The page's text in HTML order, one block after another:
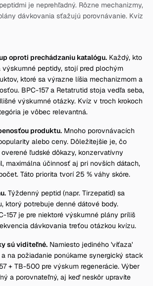
je neprehľadný. Rôzne mechanizmy,
dávkovania sťažujú porovnávanie. Kvíz
oproti prechádzaniu katalógu. Každý, kto
výskumné peptidy, stojí pred plochým
ktoré sa výrazne líšia mechanizmom a
BPC-157 a Retatrutid stoja vedľa seba,
výskumné otázky. Kvíz v troch krokoch
je vôbec relevantná.
produktu. Mnoho porovnávacích
alebo ceny. Dôležitejšie je, čo
ľudské dôkazy, konzervatívny
maximálna účinnosť aj pri novších dátach,
Táto priorita tvorí 25 % váhy skóre.
Týždenný peptid (napr. Tirzepatid) sa
ktorý potrebuje denné dátové body.
157 je pre niektoré výskumné plány príliš
dávkovania treťou otázkou kvízu.
sú viditeľné. Namiesto jediného 'víťaza'
na požiadanie ponúkame synergický stack
+ TB-500 pre výskum regenerácie. Výber
a porovnateľný, aj keď neskôr upravíte